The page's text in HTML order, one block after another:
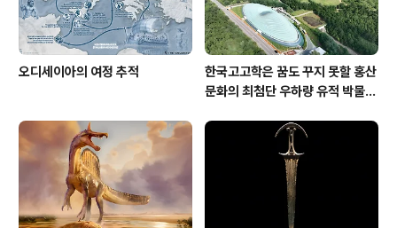
오디세이아의 여정 추적
한국고고학은 꿈도 꾸지 못할 홍산
문화의 최첨단 우하량 유적 박물관